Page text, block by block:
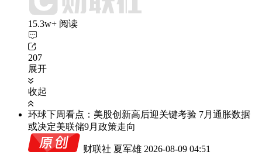
15.3w+ 阅读
207
展开
收起
环球下周看点：美股创新高后迎关键考验 7月通胀数据
或决定美联储9月政策走向
财联社 夏军雄 2026-08-09 04:51